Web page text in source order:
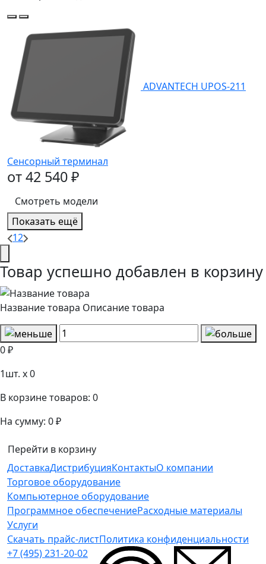
ADVANTECH UPOS-211
Сенсорный терминал
от 42 540 ₽
Смотреть модели
Показать ещё
12
Товар успешно добавлен в корзину
Название товара Описание товара
0 ₽
1шт. x0
В корзине товаров: 0
На сумму: 0 ₽
Перейти в корзину
ДоставкаДистрибуцияКонтактыО компании
Торговое оборудование
Компьютерное оборудование
Программное обеспечениеРасходные материалы
Услуги
Скачать прайс-листПолитика конфиденциальности
+7 (495) 231-20-02